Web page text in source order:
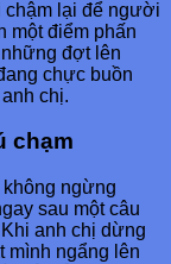
chậm lại để người
một điểm phấn
đợt lên
chực buồn
chị.
chạm
ngừng
sau một câu
anh chị dừng
mình ngẩng lên